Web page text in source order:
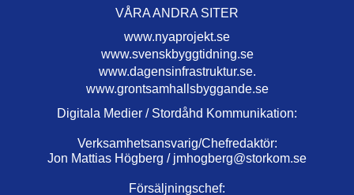
VÅRA ANDRA SITER
www.nyaprojekt.se
www.svenskbyggtidning.se
www.dagensinfrastruktur.se.
www.grontsamhallsbyggande.se
Digitala Medier / Stordåhd Kommunikation:
Verksamhetsansvarig/Chefredaktör:
Jon Mattias Högberg / jmhogberg@storkom.se
Försäljningschef: